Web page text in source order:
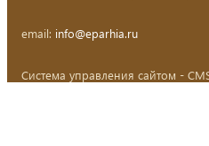
email: info@eparhia.ru
Система управления сайтом -